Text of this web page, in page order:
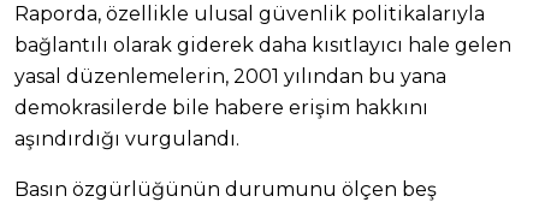
Raporda, özellikle ulusal güvenlik politikalarıyla
bağlantılı olarak giderek daha kısıtlayıcı hale gelen
yasal düzenlemelerin, 2001 yılından bu yana
demokrasilerde bile habere erişim hakkını
aşındırdığı vurgulandı.
Basın özgürlüğünün durumunu ölçen beş